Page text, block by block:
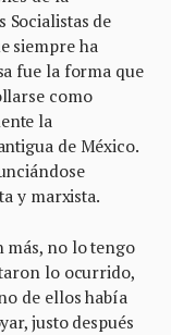
Socialistas de
siempre ha
fue la forma que
como
la
de México.
y marxista.
más, no lo tengo
lo ocurrido,
de ellos había
justo después